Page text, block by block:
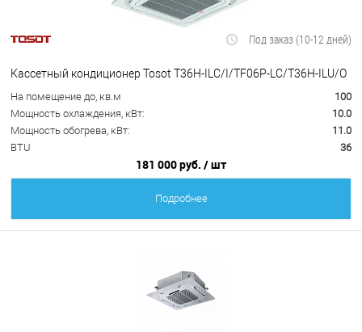
Под заказ (10-12 дней)
Кассетный кондиционер Tosot T36H-ILC/I/TF06P-LC/T36H-ILU/O
На помещение до, кв.м
100
Мощность охлаждения, кВт:
10.0
Мощность обогрева, кВт:
11.0
BTU
36
181 000 руб. / шт
Подробнее